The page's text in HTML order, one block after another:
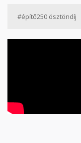
#építő250 ösztöndíj